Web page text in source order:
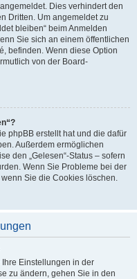
Dies verhindert den
Dritten. Um angemeldet zu
bleiben“ beim Anmelden
Sie sich an einem öffentlichen
befinden. Wenn diese Option
von der Board-
phpBB erstellt hat und die dafür
Außerdem ermöglichen
den „Gelesen“-Status – sofern
Wenn Sie Probleme bei der
Sie die Cookies löschen.
Einstellungen in der
zu ändern, gehen Sie in den